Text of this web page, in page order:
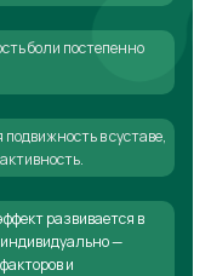
боли постепенно
в суставе,
развивается в
—
и